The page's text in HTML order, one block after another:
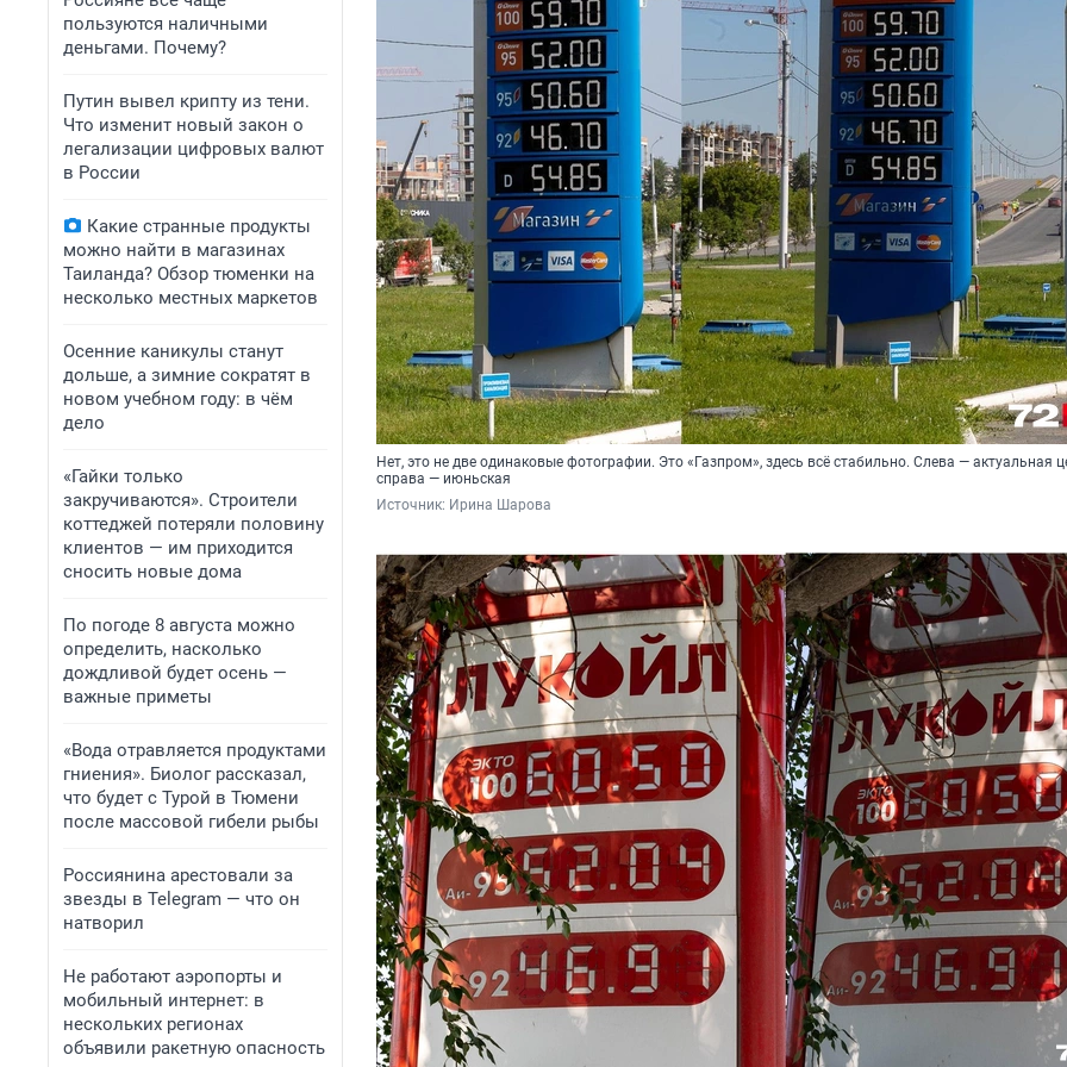
пользуются наличными
деньгами. Почему?
Путин вывел крипту из тени.
Что изменит новый закон о
легализации цифровых валют
в России
Какие странные продукты
можно найти в магазинах
Таиланда? Обзор тюменки на
несколько местных маркетов
Осенние каникулы станут
дольше, а зимние сократят в
новом учебном году: в чём
дело
«Гайки только
закручиваются». Строители
коттеджей потеряли половину
клиентов — им приходится
сносить новые дома
По погоде 8 августа можно
определить, насколько
дождливой будет осень —
важные приметы
«Вода отравляется продуктами
гниения». Биолог рассказал,
что будет с Турой в Тюмени
после массовой гибели рыбы
Россиянина арестовали за
звезды в Telegram — что он
натворил
Не работают аэропорты и
мобильный интернет: в
нескольких регионах
объявили ракетную опасность
Нет, это не две одинаковые фотографии. Это «Газпром», здесь всё стабильно. Слева — актуальная
справа — июньская
Источник: Ирина Шарова